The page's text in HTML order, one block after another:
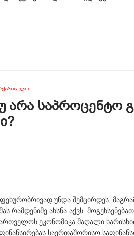
Არა Საპროცენტო
უნდა შემცირდეს,
რამდენიმე ახსნა აქვს:
ეკონომიკა მაღალი
საერთაშორისო